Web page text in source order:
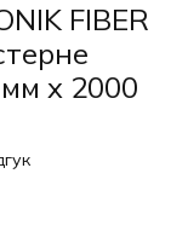
FIBER
x 2000